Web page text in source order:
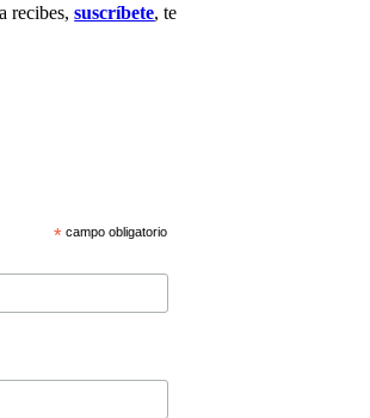
recibes,suscríbete, te
*campo obligatorio